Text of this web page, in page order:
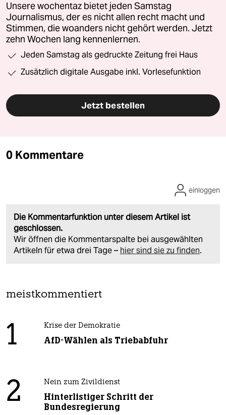
Unsere wochentaz bietet jeden Samstag
Journalismus, der es nicht allen recht macht und
Stimmen, die woanders nicht gehört werden. Jetzt
zehn Wochen lang kennenlernen.
Jeden Samstag als gedruckte Zeitung frei Haus
Zusätzlich digitale Ausgabe inkl. Vorlesefunktion
Jetzt bestellen
0 Kommentare
Die Kommentarfunktion unter diesem Artikel ist
geschlossen.
Wir öffnen die Kommentarspalte bei ausgewählten
Artikeln für etwa drei Tage – hier sind sie zu finden.
einloggen
meistkommentiert
1 Krise der Demokratie
AfD-Wählen als Triebabfuhr
2 Nein zum Zivildienst
Hinterlistiger Schritt der
Bundesregierung